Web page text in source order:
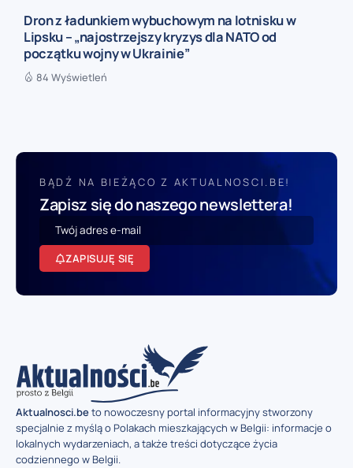
Dron z ładunkiem wybuchowym na lotnisku w
Lipsku – „najostrzejszy kryzys dla NATO od
początku wojny w Ukrainie”
84 Wyświetleń
BĄDŹ NA BIEŻĄCO Z AKTUALNOSCI.BE!
Zapisz się do naszego newslettera!
ZAPISUJĘ SIĘ
Aktualnosci.beto nowoczesny portal informacyjny stworzony
specjalnie z myślą o Polakach mieszkających w Belgii: informacje o
lokalnych wydarzeniach, a także treści dotyczące życia
codziennego w Belgii.